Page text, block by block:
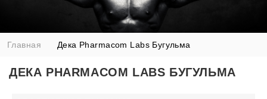
Главная Дека Pharmacom Labs Бугульма
ДЕКА PHARMACOM LABS БУГУЛЬМА